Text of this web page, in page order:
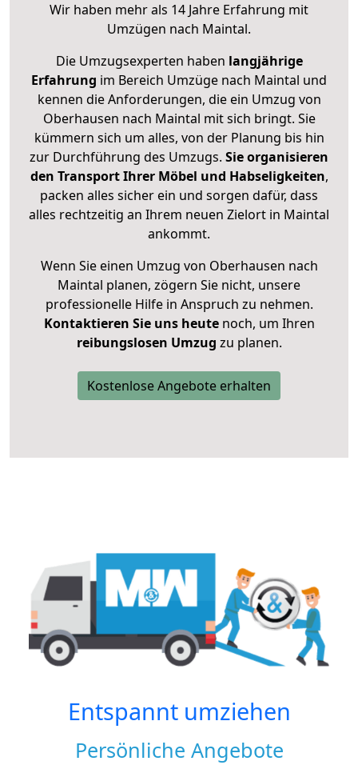
Wir haben mehr als 14 Jahre Erfahrung mit
Umzügen nach Maintal.
Die Umzugsexperten haben langjährige
Erfahrung im Bereich Umzüge nach Maintal und
kennen die Anforderungen, die ein Umzug von
Oberhausen nach Maintal mit sich bringt. Sie
kümmern sich um alles, von der Planung bis hin
zur Durchführung des Umzugs. Sie organisieren
den Transport Ihrer Möbel und Habseligkeiten,
packen alles sicher ein und sorgen dafür, dass
alles rechtzeitig an Ihrem neuen Zielort in Maintal
ankommt.
Wenn Sie einen Umzug von Oberhausen nach
Maintal planen, zögern Sie nicht, unsere
professionelle Hilfe in Anspruch zu nehmen.
Kontaktieren Sie uns heutenoch, um Ihren
reibungslosen Umzug zu planen.
Kostenlose Angebote erhalten
Entspannt umziehen
Persönliche Angebote